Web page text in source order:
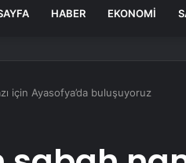
HABER EKONOMI
için Ayasofya’da buluşuyoruz